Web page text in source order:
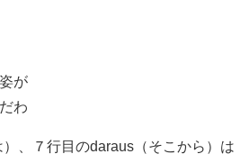
が
わ
、７行目のdaraus（そこから）は